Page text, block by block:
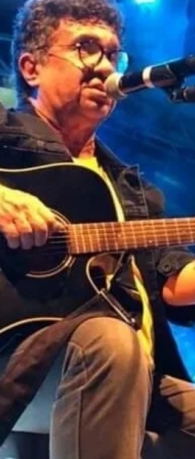
jornada de autodescoberta, além de
discutir sobre relacionamentos, crenças
sexualidade. Os contos foram escritos ao
decorrer da vida do autor e reunidos
sua obra de estreia. Tiêgo Alencar, 31
anos